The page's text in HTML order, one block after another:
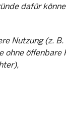
dafür
Nutzung (z. B.
ohne öffenbare